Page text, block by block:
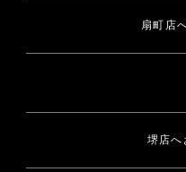
扇町店
堺店へ